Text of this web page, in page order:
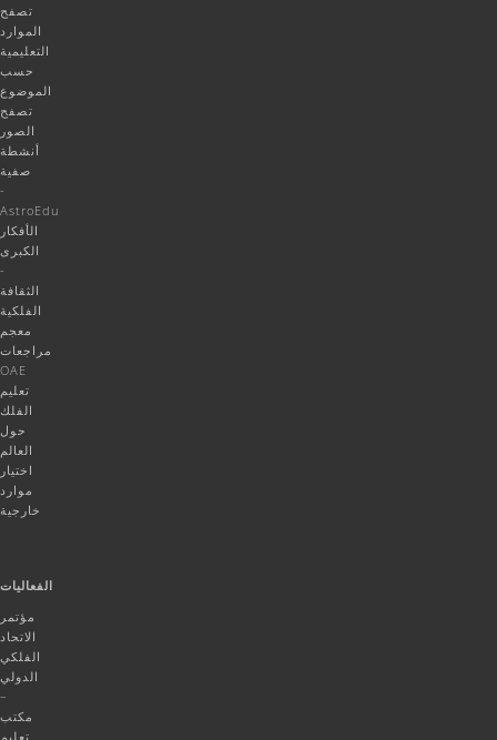
تصفح
الموارد
التعليمية
حسب
الموضوع
تصفح
الصور
أنشطة
صفية
-
AstroEdu
الأفكار
الكبرى
-
الثقافة
الفلكية
معجم
مراجعات
OAE
تعليم
الفلك
حول
العالم
اختيار
موارد
خارجية
الفعاليات
مؤتمر
الاتحاد
الفلكي
الدولي
–
مكتب
تعليم